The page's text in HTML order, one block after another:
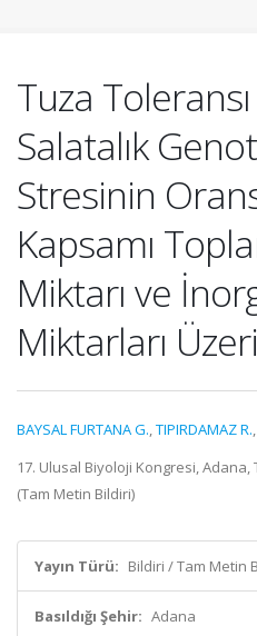
Tuza Toleransı
Salatalık
Stresinin
Kapsamı
Miktarı ve
Miktarları
BAYSAL FURTANA G.,TIPIRDAMAZ R.,
17. Ulusal Biyoloji Kongresi, Adana,
(Tam Metin Bildiri)
Yayın Türü: Bildiri / Tam Metin
Basıldığı Şehir: Adana